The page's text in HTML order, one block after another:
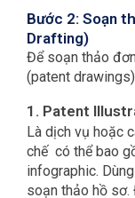
Bước 2: Soạn
Drafting)
Để soạn thảo
(patent
1. Patent
Là dịch vụ hoặc
chế có thể bao
infographic.
soạn thảo hồ sơ.